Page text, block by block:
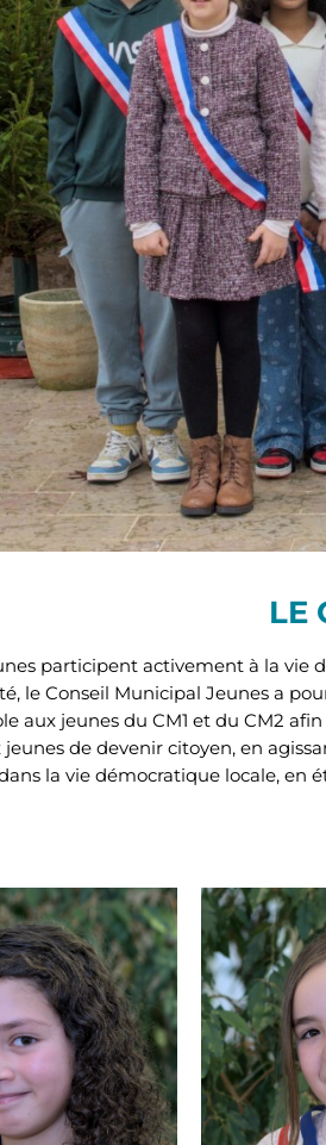
LE
participent activement à la vie
le Conseil Municipal Jeunes a
aux jeunes du CM1 et du CM2
jeunes de devenir citoyen, en
la vie démocratique locale,